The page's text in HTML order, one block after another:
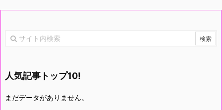
人気記事トップ10!
まだデータがありません。